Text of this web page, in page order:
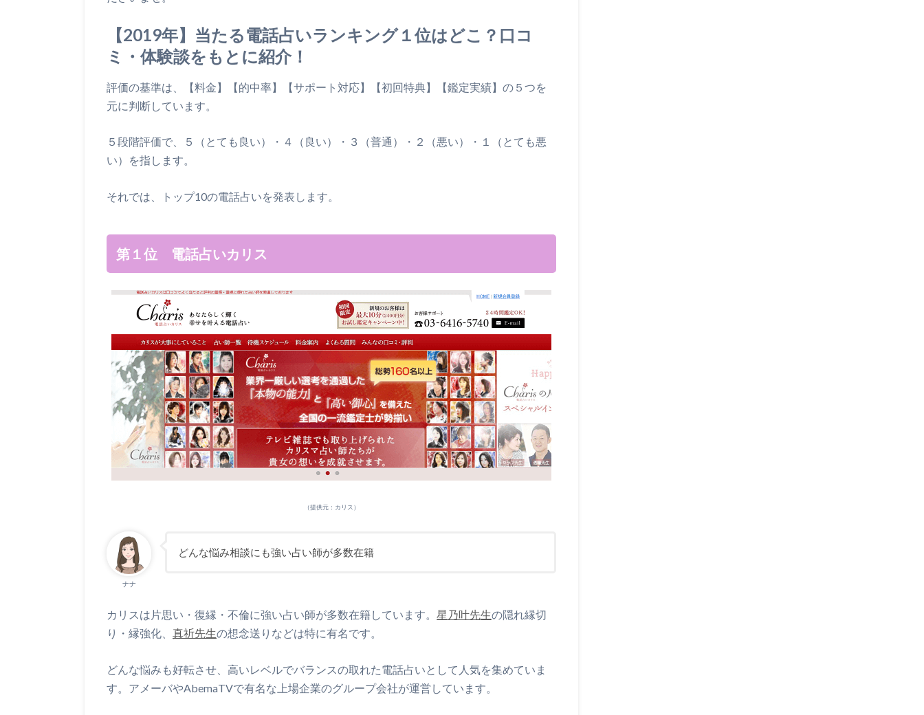
【2019年】当たる電話占いランキング１位はどこ？口コ
ミ・体験談をもとに紹介！
評価の基準は、【料金】【的中率】【サポート対応】【初回特典】【鑑定実績】の５つを
元に判断しています。
５段階評価で、５（とても良い）・４（良い）・３（普通）・２（悪い）・１（とても悪
い）を指します。
それでは、トップ10の電話占いを発表します。
第１位 電話占いカリス
（提供元：カリス）
ナナ
どんな悩み相談にも強い占い師が多数在籍
カリスは片思い・復縁・不倫に強い占い師が多数在籍しています。 星乃叶先生の隠れ縁切
り・縁強化、 真祈先生の想念送りなどは特に有名です。
どんな悩みも好転させ、高いレベルでバランスの取れた電話占いとして人気を集めていま
す。アメーバやAbemaTVで有名な上場企業のグループ会社が運営しています。